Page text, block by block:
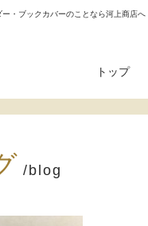
・ブックカバーのことなら河上商店へ
トップ
/blog